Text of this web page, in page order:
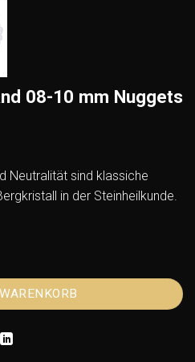
08-10 mm Nuggets
Neutralität sind klassiche
in der Steinheilkunde.
Nuggets Menge